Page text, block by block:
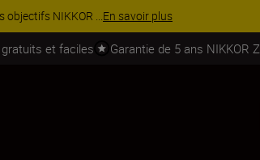
d’accessoires.Acheter maintenant
et faciles Garantie de 5 ans NIKKOR Z